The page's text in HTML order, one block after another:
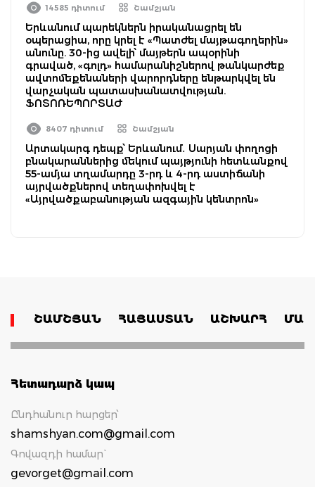
14585 դիտում Շամշյան
Երևանում պարեկներն իրականացրել են
օպերացիա, որը կրել է «Պատժել մայթագողերին»
անունը. 30-ից ավելի՝ մայթերն ապօրինի
գրաված, «գոլդ» համարանիշներով թանկարժեք
ավտոմեքենաների վարորդները ենթարկվել են
վարչական պատասխանատվության.
ՖՈՏՈՌԵՊՈՐՏԱԺ
8407 դիտում Շամշյան
Արտակարգ դեպք՝ Երևանում․ Սարյան փողոցի
բնակարաններից մեկում պայթյունի հետևանքով
55-ամյա տղամարդը 3-րդ և 4-րդ աստիճանի
այրվածքներով տեղափոխվել է
«Այրվածքաբանության ազգային կենտրոն»
ՇԱՄՇՅԱՆ ՀԱՅԱՍՏԱՆ ԱՇԽԱՐՀ
Հետադարձ կապ
Ընդհանուր հարցեր՝
shamshyan.com@gmail.com
Գովազդի համար`
gevorget@gmail.com